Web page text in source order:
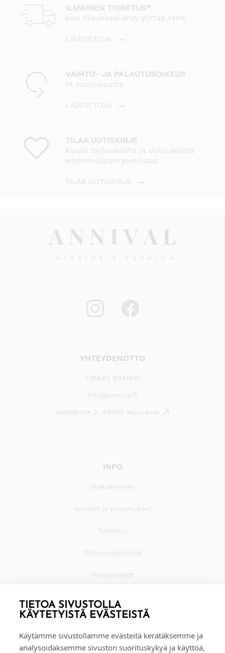
TIETOA SIVUSTOLLA
KÄYTETYISTÄ EVÄSTEISTÄ
Käytämme sivustollamme evästeitä kerätäksemme ja
analysoidaksemme sivuston suorituskykyä ja käyttöä,
ILMAINEN TOIMITUS*
kun tilauksesi arvo ylittää 140€
LISÄTIETOJA
VAIHTO- JA PALAUTUSOIKEUS
14 vuorokautta
LISÄTIETOJA
TILAA UUTISKIRJE
Kuule tarjouksista ja uutuuksista
ensimmäisten joukossa!
TILAA UUTISKIRJE
YHTEYDENOTTO
+35845 8041481
info@annival.fi
Setäläntie 2, 40950 Muurame
INFO
Maksaminen
Vaihdot ja palautukset
Toimitus
Tietosuojaseloste
Yhteystiedot